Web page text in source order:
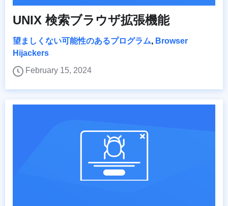
UNIX 検索ブラウザ拡張機能
望ましくない可能性のあるプログラム, Browser
Hijackers
February 15, 2024